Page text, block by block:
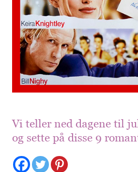
Vi teller ned dagene til
og sette på disse 9